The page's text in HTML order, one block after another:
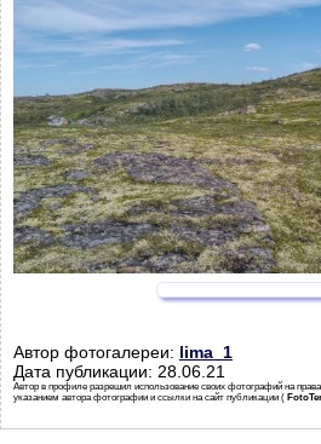
Автор фотогалереи: lima_1
Дата публикации: 28.06.21
Автор в профиле разрешил использование своих фотографий на
указанием автора фотографии и ссылки на сайт публикации (